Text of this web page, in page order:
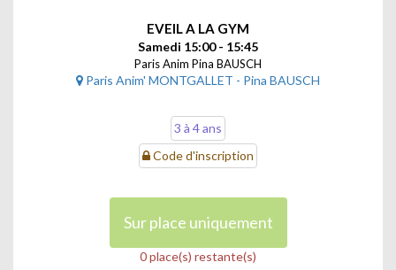
EVEIL A LA GYM
Samedi 15:00 - 15:45
Paris Anim Pina BAUSCH
Paris Anim' MONTGALLET - Pina BAUSCH
3 à 4 ans
Code d'inscription
Sur place uniquement
0 place(s) restante(s)